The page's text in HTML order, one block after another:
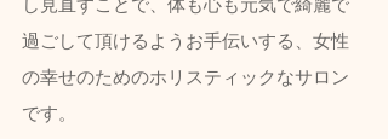
過ごして頂けるようお手伝いする、女性
の幸せのためのホリスティックなサロン
です。